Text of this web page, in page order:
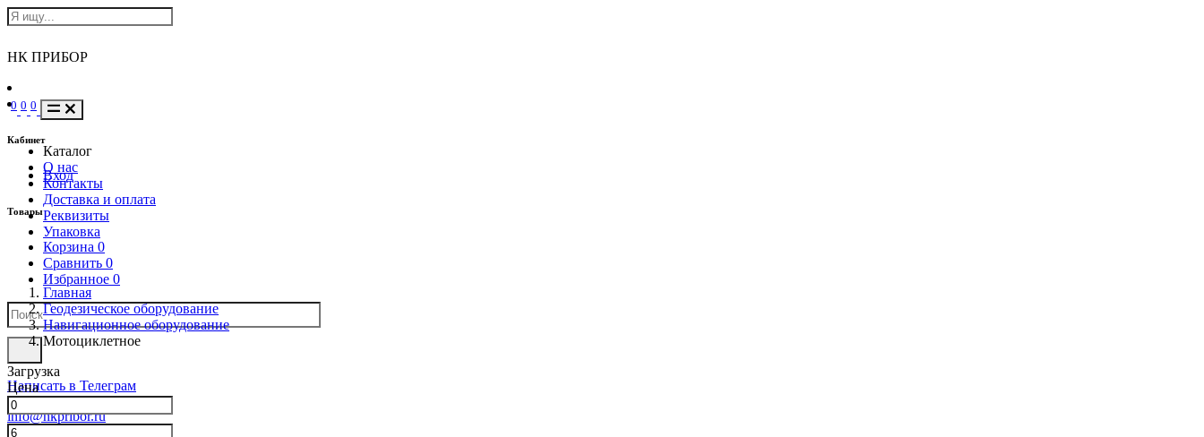
НК ПРИБОР
Кабинет
Вход
Товары
Корзина 0
Сравнить 0
Избранное 0
Написать в Телеграм
info@nkpribor.ru
0 0 0
Каталог
О нас
Контакты
Доставка и оплата
Реквизиты
Упаковка
Главная
Геодезическое оборудование
Навигационное оборудование
Мотоциклетное
Загрузка
Цена